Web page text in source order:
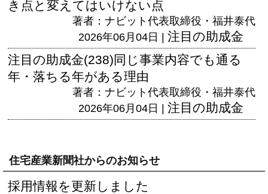
き点と変えてはいけない点
著者：ナビット代表取締役・福井泰代
2026年06月04日 | 注目の助成金
注目の助成金(238)同じ事業内容でも通る
年・落ちる年がある理由
著者：ナビット代表取締役・福井泰代
2026年06月04日 | 注目の助成金
住宅産業新聞社からのお知らせ
採用情報を更新しました